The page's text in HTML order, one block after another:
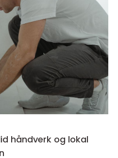
håndverk og lokal